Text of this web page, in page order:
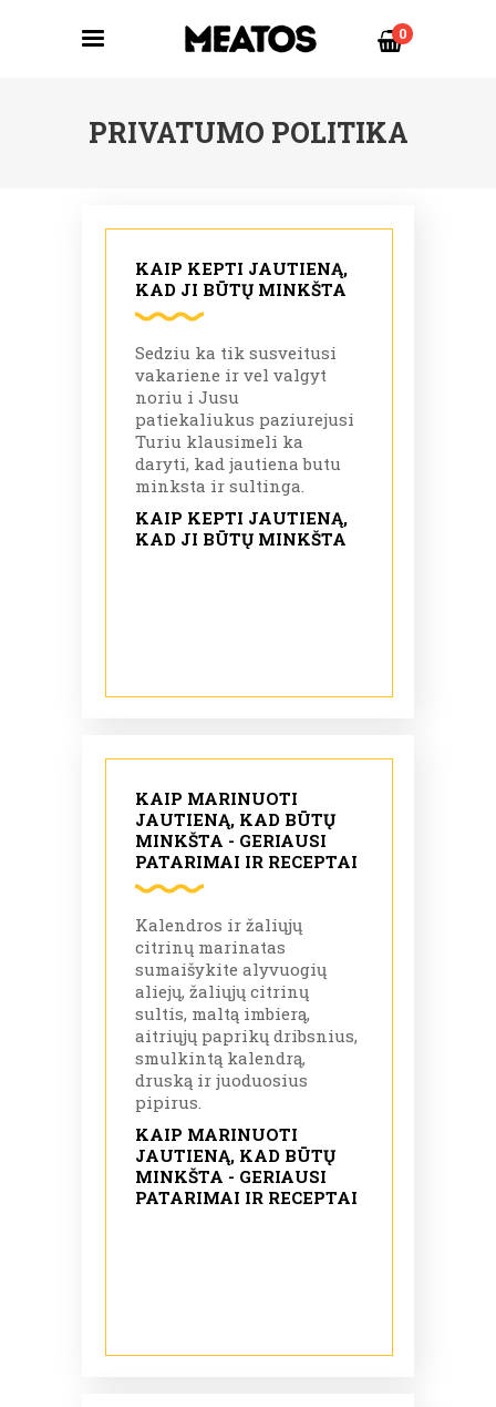
0
PRIVATUMO POLITIKA
KAIP KEPTI JAUTIENĄ,
KAD JI BŪTŲ MINKŠTA
Sedziu ka tik susveitusi
vakariene ir vel valgyt
noriu i Jusu
patiekaliukus paziurejusi
Turiu klausimeli ka
daryti, kad jautiena butu
minksta ir sultinga.
KAIP KEPTI JAUTIENĄ,
KAD JI BŪTŲ MINKŠTA
KAIP MARINUOTI
JAUTIENĄ, KAD BŪTŲ
MINKŠTA - GERIAUSI
PATARIMAI IR RECEPTAI
Kalendros ir žaliųjų
citrinų marinatas
sumaišykite alyvuogių
aliejų, žaliųjų citrinų
sultis, maltą imbierą,
aitriųjų paprikų dribsnius,
smulkintą kalendrą,
druską ir juoduosius
pipirus.
KAIP MARINUOTI
JAUTIENĄ, KAD BŪTŲ
MINKŠTA - GERIAUSI
PATARIMAI IR RECEPTAI